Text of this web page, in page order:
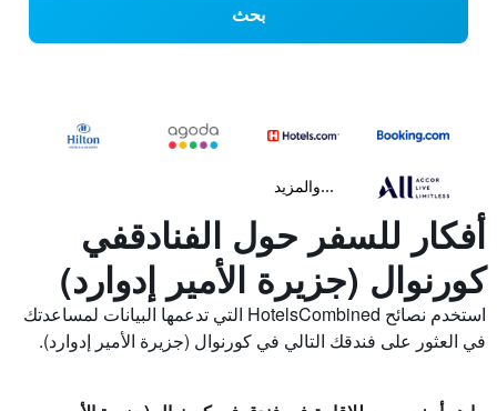
بحث
...والمزيد
أفكار للسفر حول الفنادقفي
كورنوال (جزيرة الأمير إدوارد)
استخدم نصائح HotelsCombined التي تدعمها البيانات لمساعدتك
في العثور على فندقك التالي في كورنوال (جزيرة الأمير إدوارد).